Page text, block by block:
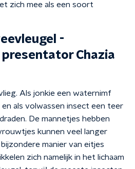
zich mee als een soort
-
Chazia
Als jonkie een waternimf
als volwassen insect een teer
De mannetjes hebben
kunnen veel langer
manier van eitjes
zich namelijk in het lichaam